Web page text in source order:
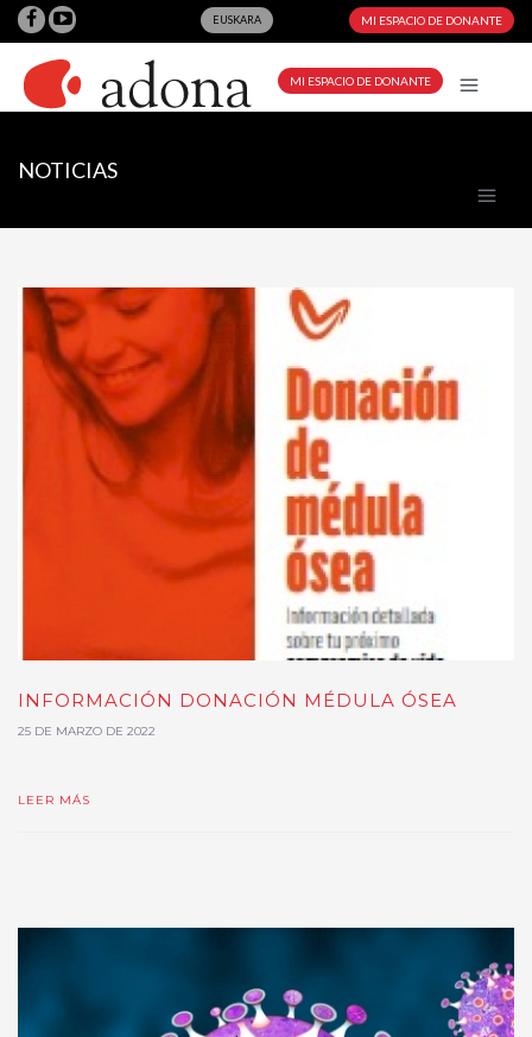
EUSKARA MI ESPACIO DE DONANTE
MI ESPACIO DE DONANTE
NOTICIAS
INFORMACIÓN DONACIÓN MÉDULA ÓSEA
25 DE MARZO DE 2022
LEER MÁS